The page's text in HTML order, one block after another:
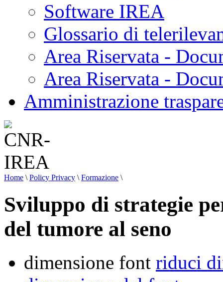
Software IREA
Glossario di
Area Riservata -
Area Riservata -
Amministrazione
Home \ Policy Privacy \ Formazione \
Sviluppo di strategie
del tumore al seno
dimensione font riduci